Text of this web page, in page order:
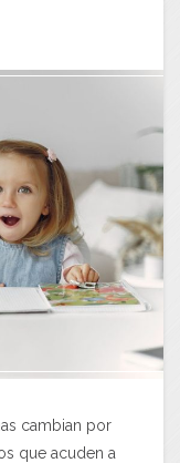
cambian por
que acuden a